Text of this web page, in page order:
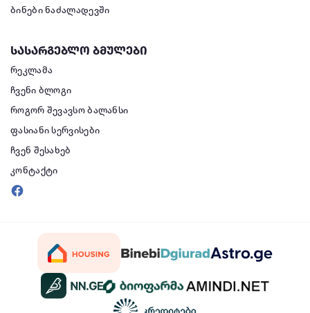
ბინები ნაძალადევში
სასარგებლო ბმულები
რეკლამა
ჩვენი ბლოგი
როგორ შევავსო ბალანსი
ფასიანი სერვისები
ჩვენ შესახებ
კონტაქტი